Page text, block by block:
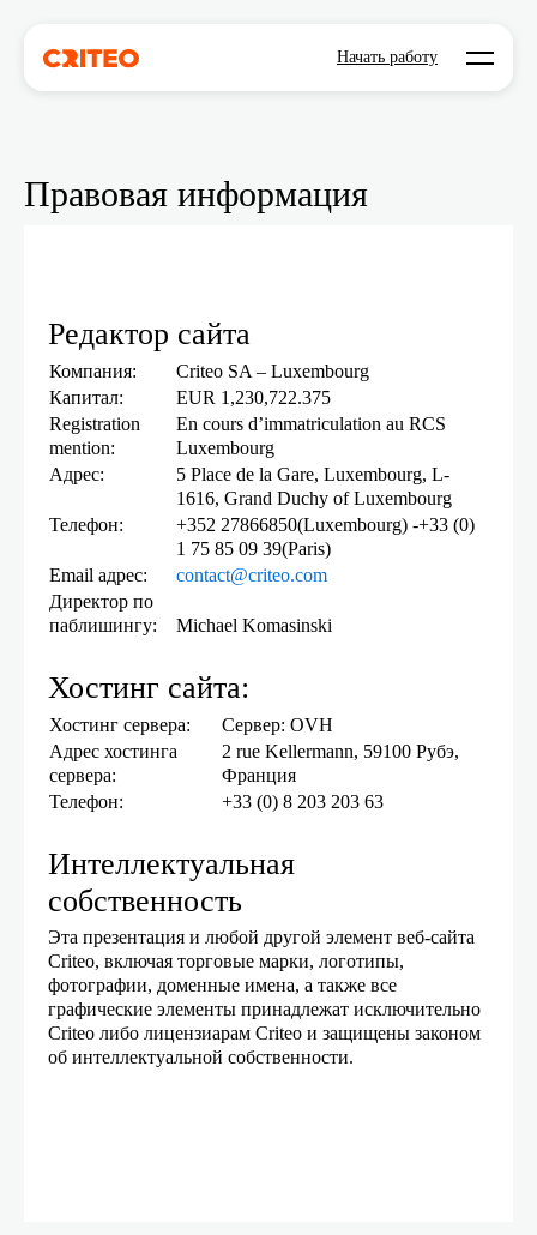
Начать работу Open
Правовая информация
Редактор сайта
Компания:
Criteo SA – Luxembourg
Капитал:
EUR 1,230,722.375
Registration
mention:
En cours d’immatriculation au RCS
Luxembourg
Адрес:
5 Place de la Gare, Luxembourg, L-
1616, Grand Duchy of Luxembourg
Телефон:
+352 27866850(Luxembourg) -+33 (0)
1 75 85 09 39(Paris)
Email адрес:
contact@criteo.com
Директор по
паблишингу:
Michael Komasinski
Хостинг сайта:
Хостинг сервера:
Сервер: OVH
Адрес хостинга
сервера:
2 rue Kellermann, 59100 Рубэ,
Франция
Телефон:
+33 (0) 8 203 203 63
Интеллектуальная
собственность
Эта презентация и любой другой элемент веб-сайта
Criteo, включая торговые марки, логотипы,
фотографии, доменные имена, а также все
графические элементы принадлежат исключительно
Criteo либо лицензиарам Criteo и защищены законом
об интеллектуальной собственности.